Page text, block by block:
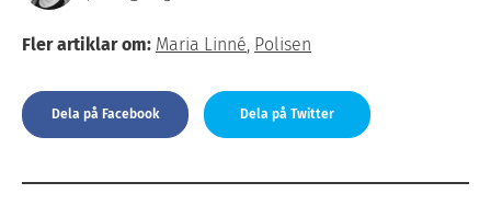
Fler artiklar om: Maria Linné, Polisen
Dela på Facebook Dela på Twitter